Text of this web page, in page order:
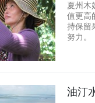
夏州木
值更高
持保留
努力。
油汀